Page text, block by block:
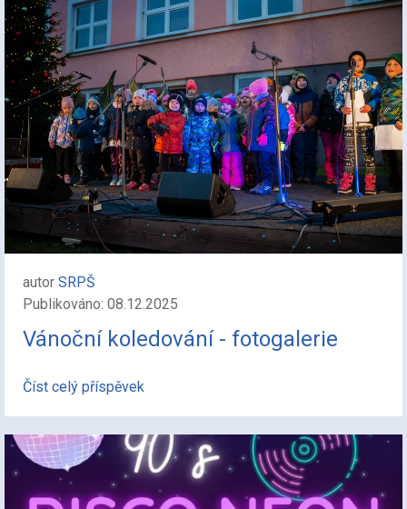
autor SRPŠ
Publikováno: 08.12.2025
Vánoční koledování - fotogalerie
Číst celý příspěvek